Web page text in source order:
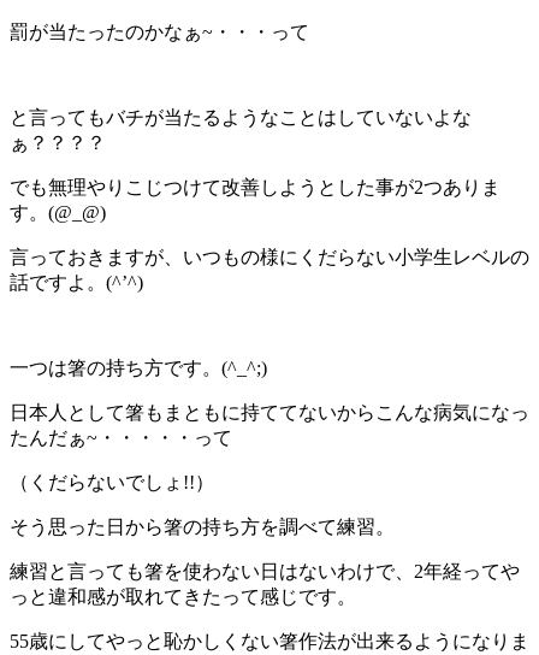
罰が当たったのかなぁ~・・・って
と言ってもバチが当たるようなことはしていないよな
ぁ？？？？
でも無理やりこじつけて改善しようとした事が2つありま
す。(@_@)
言っておきますが、いつもの様にくだらない小学生レベルの
話ですよ。(^’^)
一つは箸の持ち方です。(^_^;)
日本人として箸もまともに持ててないからこんな病気になっ
たんだぁ~・・・・・って
（くだらないでしょ!!）
そう思った日から箸の持ち方を調べて練習。
練習と言っても箸を使わない日はないわけで、2年経ってや
っと違和感が取れてきたって感じです。
55歳にしてやっと恥かしくない箸作法が出来るようになりま